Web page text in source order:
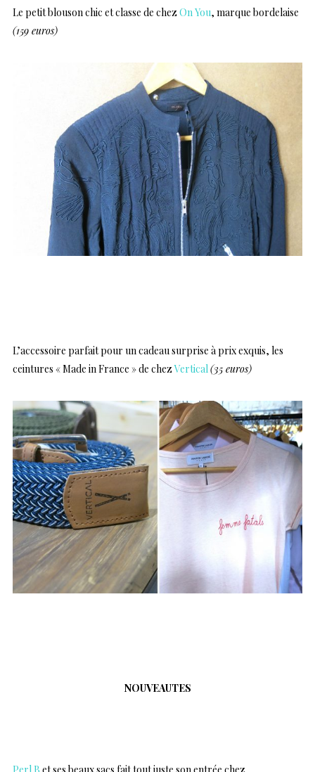
Le petit blouson chic et classe de chezOn You, marque bordelaise
(159 euros)
L’accessoire parfait pour un cadeau surprise à prix exquis, les
ceintures « Made in France » de chezVertical (35 euros)
NOUVEAUTES